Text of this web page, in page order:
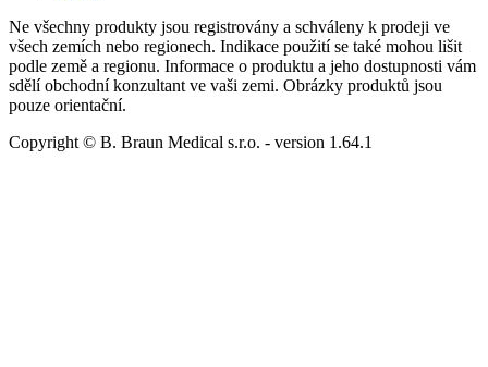
Ne všechny produkty jsou registrovány a schváleny k prodeji ve
všech zemích nebo regionech. Indikace použití se také mohou lišit
podle země a regionu. Informace o produktu a jeho dostupnosti vám
sdělí obchodní konzultant ve vaši zemi. Obrázky produktů jsou
pouze orientační.
Copyright © B. Braun Medical s.r.o. - version 1.64.1